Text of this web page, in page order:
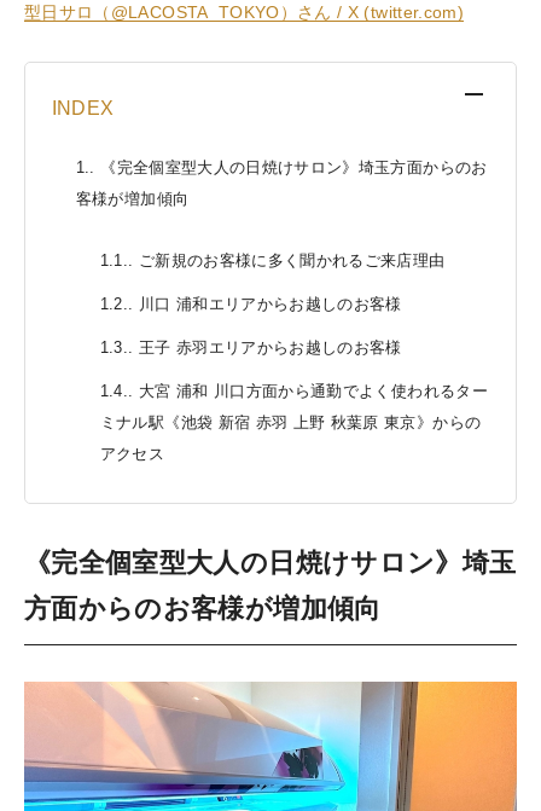
型日サロ（@LACOSTA_TOKYO）さん / X (twitter.com)
INDEX
1.
《完全個室型大人の日焼けサロン》埼玉方面からのお
客様が増加傾向
1.1. ご新規のお客様に多く聞かれるご来店理由
1.2. 川口 浦和エリアからお越しのお客様
1.3. 王子 赤羽エリアからお越しのお客様
1.4.
大宮 浦和 川口方面から通勤でよく使われるター
ミナル駅《池袋 新宿 赤羽 上野 秋葉原 東京》からの
アクセス
《完全個室型大人の日焼けサロン》埼玉
方面からのお客様が増加傾向